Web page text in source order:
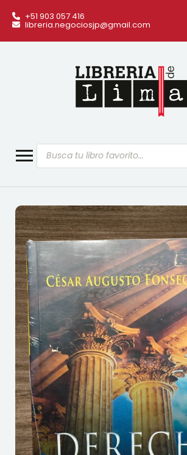
+51 903 057 416
libreria.negociosjp@gmail.com
Búsqueda
de
productos